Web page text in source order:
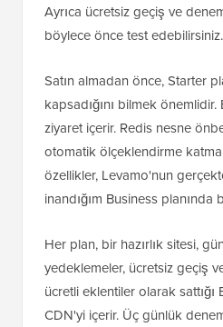
Ayrıca ücretsiz geçiş ve
böylece önce test edebilirsiniz.
Satın almadan önce, Starter
kapsadığını bilmek
ziyaret içerir. Redis nesne
otomatik ölçeklendirme
özellikler, Levamo'nun
inandığım Business planında
Her plan, bir hazırlık sitesi,
yedeklemeler, ücretsiz geçiş
ücretli eklentiler olarak
CDN'yi içerir. Üç günlük